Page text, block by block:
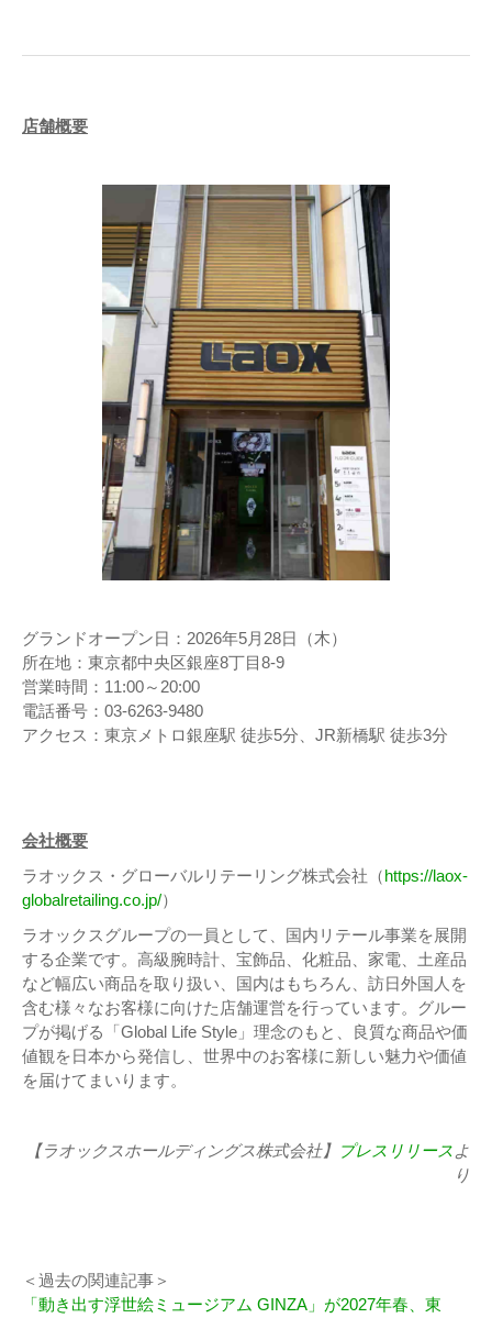
店舗概要
グランドオープン日：2026年5月28日（木）
所在地：東京都中央区銀座8丁目8-9
営業時間：11:00～20:00
電話番号：03-6263-9480
アクセス：東京メトロ銀座駅 徒歩5分、JR新橋駅 徒歩3分
会社概要
ラオックス・グローバルリテーリング株式会社（https://laox-
globalretailing.co.jp/）
ラオックスグループの一員として、国内リテール事業を展開
する企業です。高級腕時計、宝飾品、化粧品、家電、土産品
など幅広い商品を取り扱い、国内はもちろん、訪日外国人を
含む様々なお客様に向けた店舗運営を行っています。グルー
プが掲げる「Global Life Style」理念のもと、良質な商品や価
値観を日本から発信し、世界中のお客様に新しい魅力や価値
を届けてまいります。
【ラオックスホールディングス株式会社】 プレスリリースよ
り
＜過去の関連記事＞
「動き出す浮世絵ミュージアム GINZA」が2027年春、東